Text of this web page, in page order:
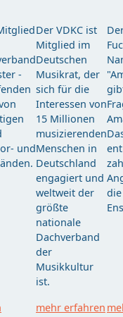
-
und
Der VDKC ist
Mitglied im
Deutschen
Musikrat, der
sich für die
Interessen von
15 Millionen
musizierenden
Menschen in
Deutschland
engagiert und
weltweit der
größte
nationale
Dachverband
der
Musikkultur
ist.
mehr erfahren
die